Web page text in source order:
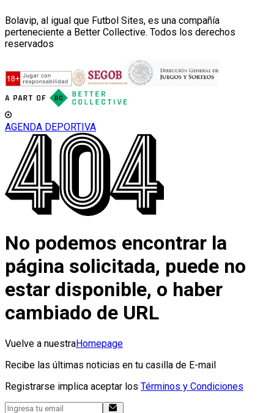
Bolavip, al igual que Futbol Sites, es una compañía
perteneciente a Better Collective. Todos los derechos
reservados
AGENDA DEPORTIVA
No podemos encontrar la
página solicitada, puede no
estar disponible, o haber
cambiado de URL
Vuelve a nuestraHomepage
Recibe las últimas noticias en tu casilla de E-mail
Registrarse implica aceptar los Términos y Condiciones